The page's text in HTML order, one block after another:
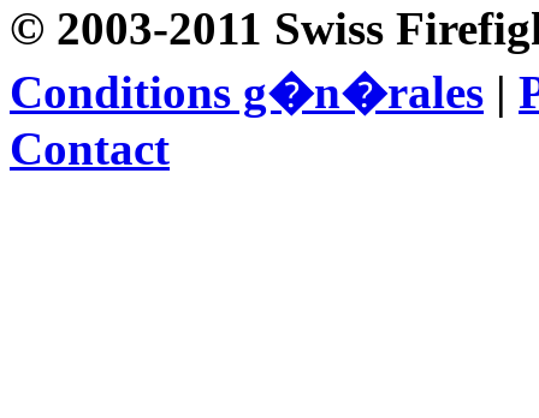
© 2003-2011 Swiss
Conditions g�n�rales |
Contact